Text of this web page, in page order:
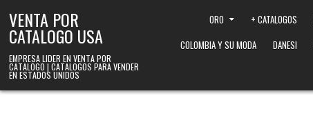
VENTA POR
CATALOGO USA
EMPRESA LIDER EN VENTA POR
CATALOGO | CATALOGOS PARA VENDER
EN ESTADOS UNIDOS
ORO + CATALOGOS
COLOMBIA Y SU MODA
DANESI